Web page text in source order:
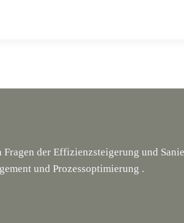
der Effizienzsteigerung und
und Prozessoptimierung .